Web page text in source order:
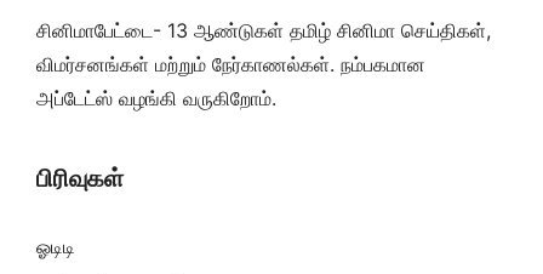
சினிமாபேட்டை- 13 ஆண்டுகள் தமிழ் சினிமா செய்திகள்,
விமர்சனங்கள் மற்றும் நேர்காணல்கள். நம்பகமான
அப்டேட்ஸ் வழங்கி வருகிறோம்.
பிரிவுகள்
ஓடிடி